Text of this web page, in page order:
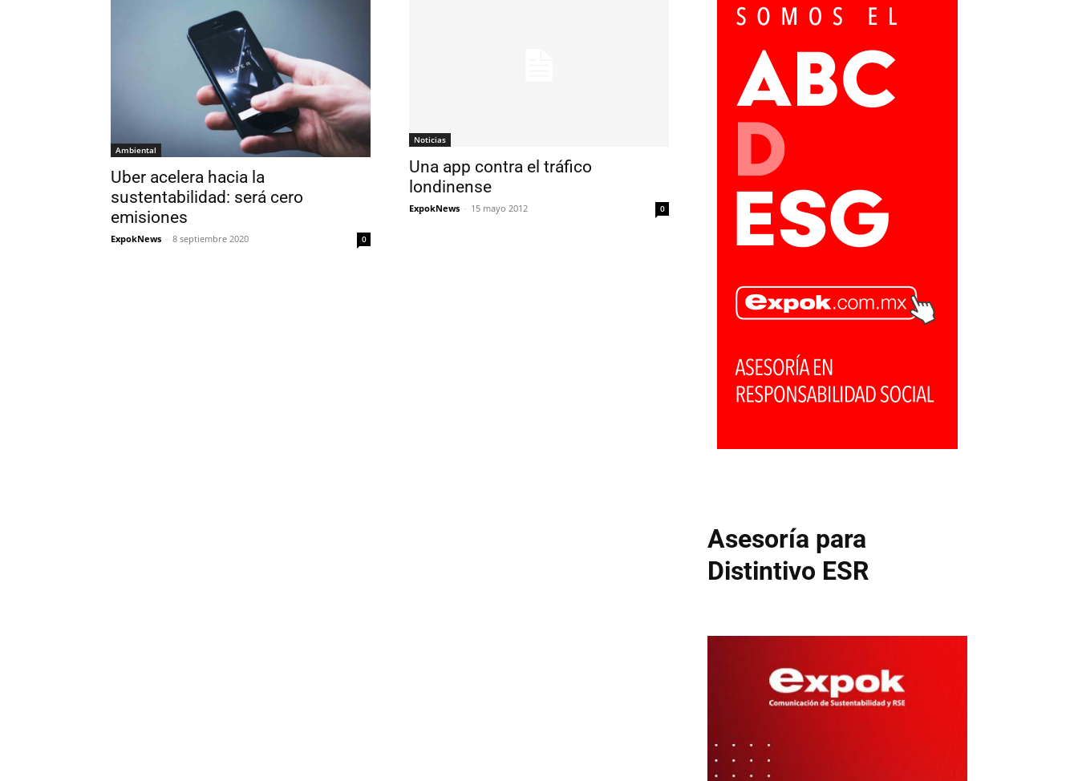
Ambiental
Uber acelera hacia la
sustentabilidad: será cero
emisiones
ExpokNews - 8 septiembre 2020 0
Noticias
Una app contra el tráfico
londinense
ExpokNews - 15 mayo 2012 0
Asesoría para
Distintivo ESR